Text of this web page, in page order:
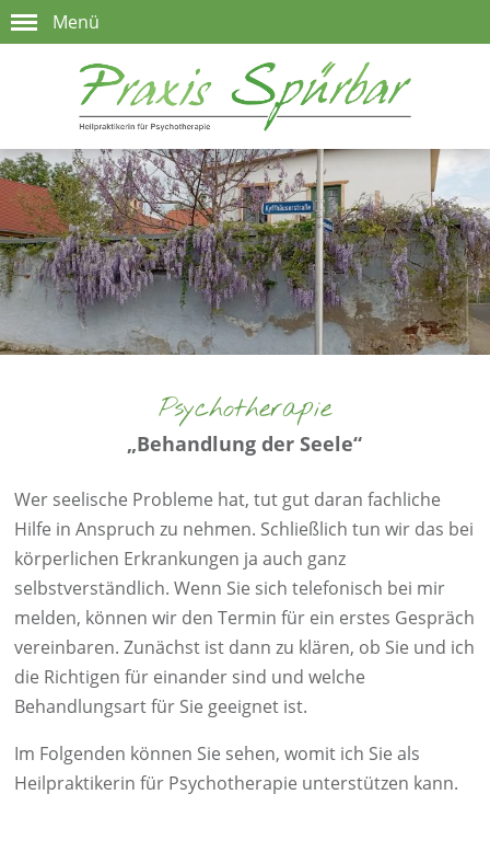
Menü
Psychotherapie
„Behandlung der Seele“
Wer seelische Probleme hat, tut gut daran fachliche
Hilfe in Anspruch zu nehmen. Schließlich tun wir das bei
körperlichen Erkrankungen ja auch ganz
selbstverständlich. Wenn Sie sich telefonisch bei mir
melden, können wir den Termin für ein erstes Gespräch
vereinbaren. Zunächst ist dann zu klären, ob Sie und ich
die Richtigen für einander sind und welche
Behandlungsart für Sie geeignet ist.
Im Folgenden können Sie sehen, womit ich Sie als
Heilpraktikerin für Psychotherapie unterstützen kann.